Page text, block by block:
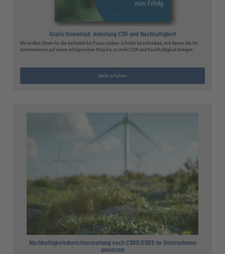
Gratis-Download: Anleitung CSR und Nachhaltigkeit
Wir wollen Ihnen für die betriebliche Praxis sieben Schritte beschreiben, mit denen Sie Ihr
Unternehmen auf einen erfolgreichen Weg hin zu mehr CSR und Nachhaltigkeit bringen.
Mehr erfahren
Nachhaltigkeitsberichterstattung nach CSRD/ESRS im Unternehmen
umsetzen